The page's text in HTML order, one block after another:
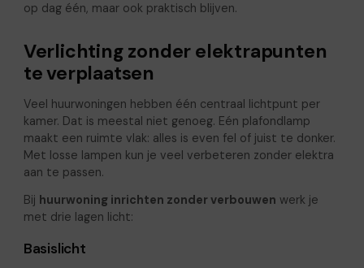
op dag één, maar ook praktisch blijven.
Verlichting zonder elektrapunten
te verplaatsen
Veel huurwoningen hebben één centraal lichtpunt per
kamer. Dat is meestal niet genoeg. Eén plafondlamp
maakt een ruimte vlak: alles is even fel of juist te donker.
Met losse lampen kun je veel verbeteren zonder elektra
aan te passen.
Bij huurwoning inrichten zonder verbouwen werk je
met drie lagen licht:
Basislicht